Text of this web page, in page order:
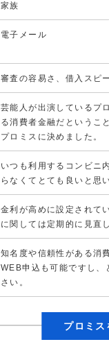
家族
電子メール
審査の容易さ、借入スピ
芸能人が出演しているプ
る消費者金融だというこ
プロミスに決めました。
いつも利用するコンビニ
らなくてとても良いと思
金利が高めに設定されて
に関しては定期的に見直
知名度や信頼性がある消
WEB申込も可能ですし、
さい。
プロミス